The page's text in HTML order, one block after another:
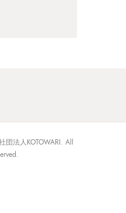
法人KOTOWARI. All